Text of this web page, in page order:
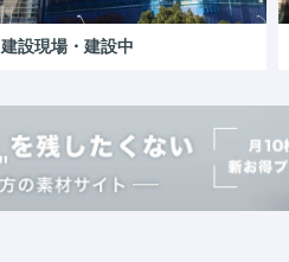
建設現場・建設中